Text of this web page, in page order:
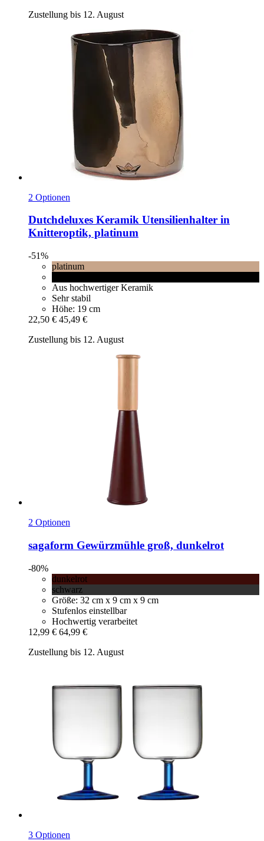
Zustellung bis 12. August
2 Optionen
Dutchdeluxes Keramik Utensilienhalter in
Knitteroptik, platinum
-51%
platinum
Aus hochwertiger Keramik
Sehr stabil
Höhe: 19 cm
22,50 € 45,49 €
Zustellung bis 12. August
2 Optionen
sagaform Gewürzmühle groß, dunkelrot
-80%
dunkelrot
schwarz
Größe: 32 cm x 9 cm x 9 cm
Stufenlos einstellbar
Hochwertig verarbeitet
12,99 € 64,99 €
Zustellung bis 12. August
3 Optionen